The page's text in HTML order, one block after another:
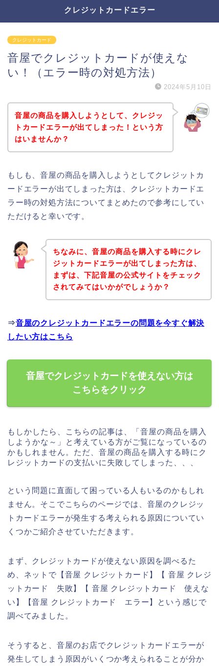
クレジットカードエラー
クレジットカード
音屋でクレジットカードが使えな
い！（エラー時の対処方法）
2024年5月10日
音屋の商品を購入しようとして、クレジッ
トカードエラーが出てしまった！という方
はいませんか？
もしも、音屋の商品を購入しようとしてクレジットカ
ードエラーが出てしまった方は、クレジットカードエ
ラー時の対処方法についてまとめたので参考にしてい
ただけると幸いです。
ちなみに、音屋の商品を購入する時にクレ
ジットカードエラーが出てしまった方は、
まずは、下記音屋の公式サイトをチェック
されてみてはいかがでしょうか？
⇒音屋のクレジットカードエラーの問題を今すぐ解決
したい方はこちら
音屋でクレジットカードを使えない方は
こちらをクリック
もしかしたら、こちらの記事は、「音屋の商品を購入
しようかな～」と考えている方がご覧になっているの
かもしれません。ただ、音屋の商品を購入する時にク
レジットカードの支払いに失敗してしまった、、、
という問題に直面して困っている人もいるのかもしれ
ません。そこでこちらのページでは、音屋のクレジッ
トカードエラーが発生する考えられる原因についてい
くつかご紹介させていただきます。
まず、クレジットカードが使えない原因を調べるた
め、ネットで【音屋 クレジットカード】【 音屋 クレジ
ットカード 失敗】【 音屋 クレジットカード 使えな
い】【音屋 クレジットカード エラー】という感じで
調べてみました。
そうすると、音屋のお店でクレジットカードエラーが
発生してしまう原因がいくつか考えられることが分か